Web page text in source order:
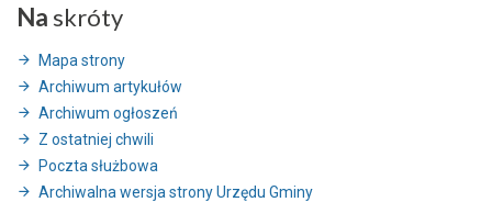
Na skróty
Mapa strony
Archiwum artykułów
Archiwum ogłoszeń
Z ostatniej chwili
Poczta służbowa
Archiwalna wersja strony Urzędu Gminy